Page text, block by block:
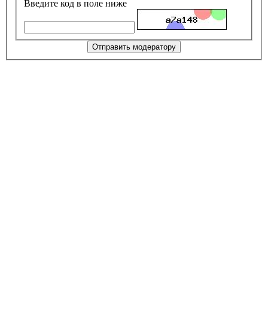
Введите код в поле ниже
Отправить модератору